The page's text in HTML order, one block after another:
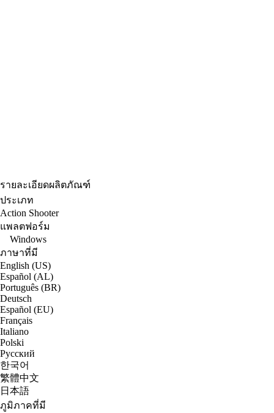
รายละเอียดผลิตภัณฑ์
ประเภท
Action Shooter
แพลตฟอร์ม
Windows
ภาษาที่มี
English (US)
Español (AL)
Português (BR)
Deutsch
Español (EU)
Français
Italiano
Polski
Русский
한국어
繁體中文
日本語
ภูมิภาคที่มี